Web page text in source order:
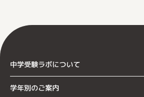
中学受験ラボについて
学年別のご案内